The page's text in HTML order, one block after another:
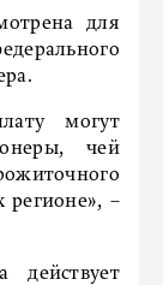
для
могут
чей
–